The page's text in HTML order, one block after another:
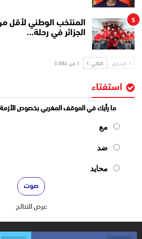
5
الجزائر في رحلة…
السابق التالي 1 من 3٬086
استفتاء
ما رأيك في الموقف المغربي بخصوص الأزمة
مع
ضد
محايد
عرض النتائج